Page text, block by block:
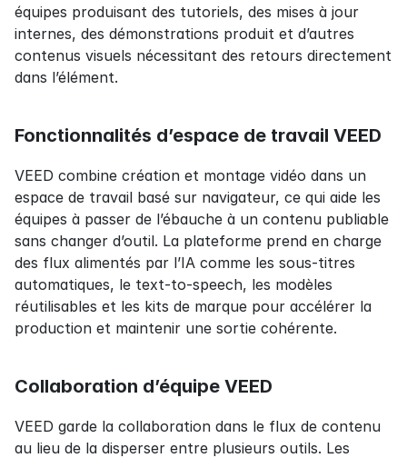
équipes produisant des tutoriels, des mises à jour
internes, des démonstrations produit et d’autres
contenus visuels nécessitant des retours directement
dans l’élément.
Fonctionnalités d’espace de travail VEED
VEED combine création et montage vidéo dans un
espace de travail basé sur navigateur, ce qui aide les
équipes à passer de l’ébauche à un contenu publiable
sans changer d’outil. La plateforme prend en charge
des flux alimentés par l’IA comme les sous-titres
automatiques, le text-to-speech, les modèles
réutilisables et les kits de marque pour accélérer la
production et maintenir une sortie cohérente.
Collaboration d’équipe VEED
VEED garde la collaboration dans le flux de contenu
au lieu de la disperser entre plusieurs outils. Les